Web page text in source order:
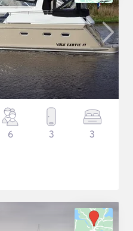
6 3 3